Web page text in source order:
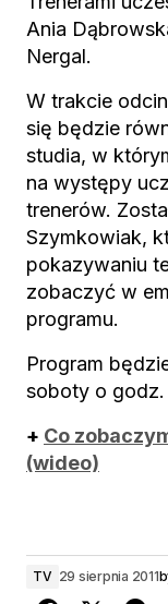
Ania
Nergal.
W trakcie
się będzie
studia, w
na występy
trenerów.
Szymkowiak,
pokazywaniu
zobaczyć w
programu.
Program
soboty o godz.
+ Co
(wideo)
TV 29 sierpnia 2011